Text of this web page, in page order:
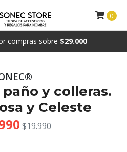
compras sobre $29.000
0
y colleras.
y Celeste
$19.990